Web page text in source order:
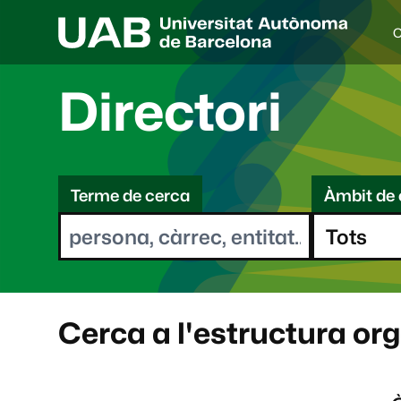
I
d
i
a
e
l
e
o
t
Directori
C
eTerme de cerca Àmbit de
Cerca a l'estructura